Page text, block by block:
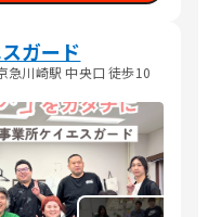
ガード
川崎駅 中央口 徒歩10